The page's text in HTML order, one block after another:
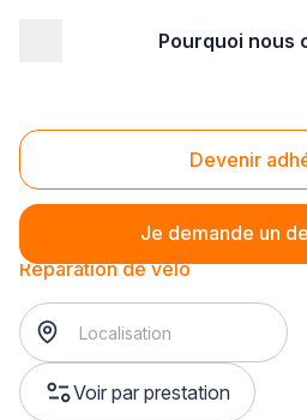
Pourquoi nous
Devenir
Je demande un
Réparation de vélo
Réparation de vélo
Voir par prestation